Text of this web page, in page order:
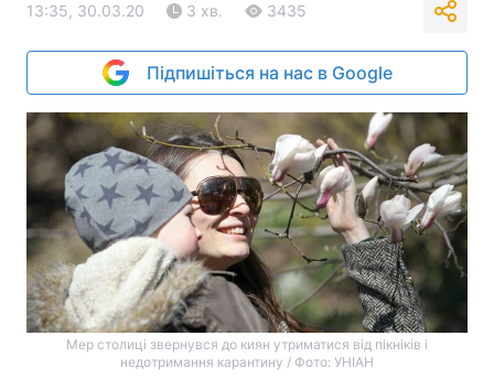
13:35, 30.03.20 3 хв. 3435
Підпишіться на нас в Google
Мер столиці звернувся до киян утриматися від пікніків і
недотримання карантину / Фото: УНІАН